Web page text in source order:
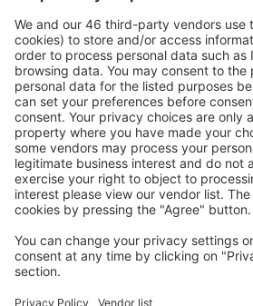
Hütten, Apartments und andere.
Meist gesuchte Unterkünfte
Unterkünfte in Frankreich - Beliebte
Unterkunft in Le Cap d`Agde
Unterkunft in Frejus Unterkunft in
Unterkunft in Cannes Unterkunft in